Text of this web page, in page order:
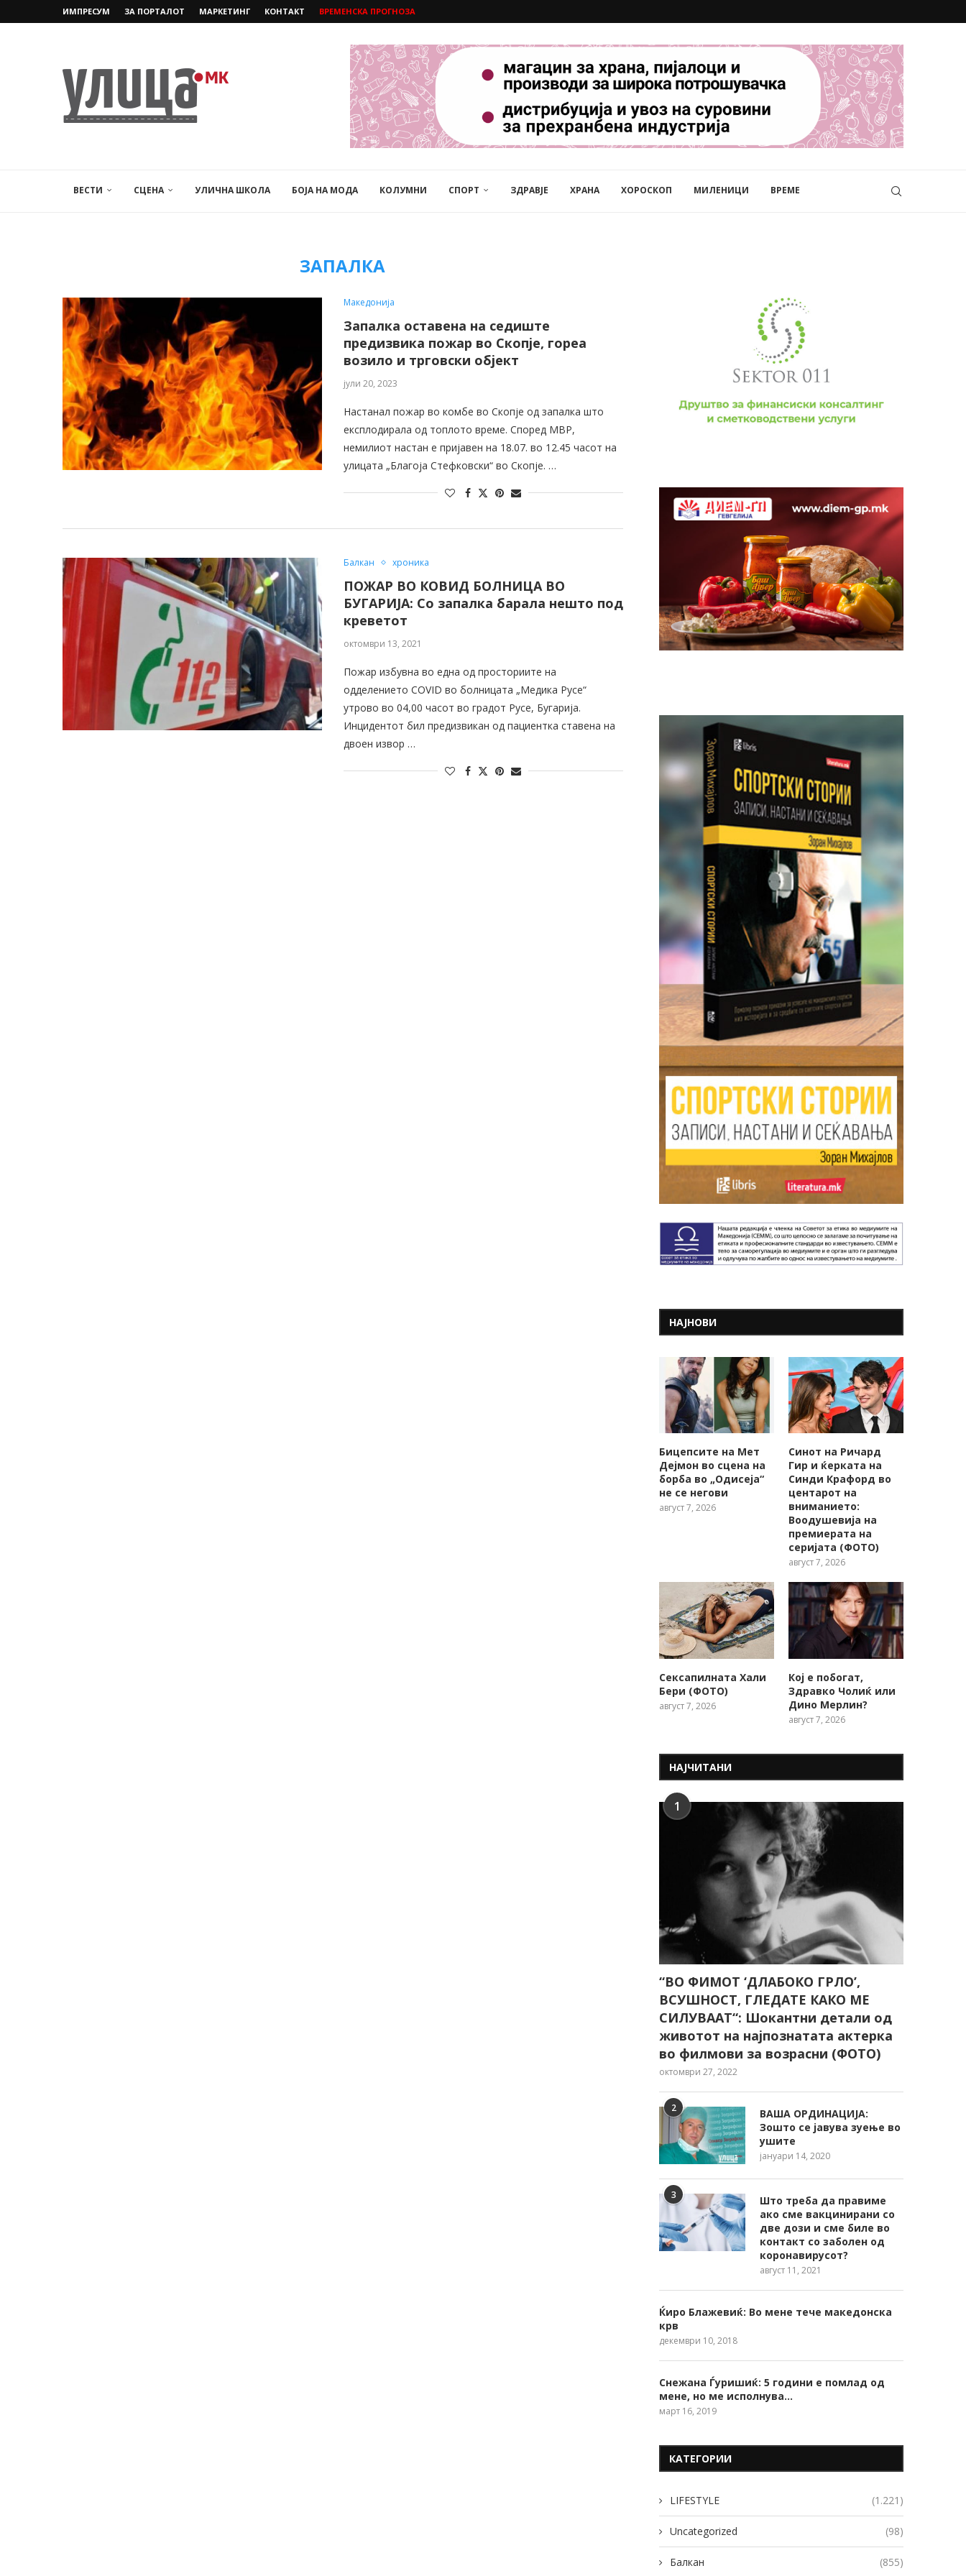
ИМПРЕСУМ ЗА ПОРТАЛОТ МАРКЕТИНГ КОНТАКТ ВРЕМЕНСКА ПРОГНОЗА
ВЕСТИ СЦЕНА УЛИЧНА ШКОЛА БОЈА НА МОДА КОЛУМНИ СПОРТ ЗДРАВЈЕ ХРАНА ХОРОСКОП МИЛЕНИЦИ ВРЕМЕ
ЗАПАЛКА
Македонија
Запалка оставена на седиште
предизвика пожар во Скопје, гореа
возило и трговски објект
јули 20, 2023
Настанал пожар во комбе во Скопје од запалка што
експлодирала од топлото време. Според МВР,
немилиот настан е пријавен на 18.07. во 12.45 часот на
улицата „Благоја Стефковски“ во Скопје. …
Балкан хроника
ПОЖАР ВО КОВИД БОЛНИЦА ВО
БУГАРИЈА: Со запалка барала нешто под
креветот
октомври 13, 2021
Пожар избувна во една од просториите на
одделението COVID во болницата „Медика Русе“
утрово во 04,00 часот во градот Русе, Бугарија.
Инцидентот бил предизвикан од пациентка ставена на
двоен извор …
НАЈНОВИ
Бицепсите на Мет
Дејмон во сцена на
борба во „Одисеја“
не се негови
август 7, 2026
Синот на Ричард
Гир и ќерката на
Синди Крафорд во
центарот на
вниманието:
Воодушевија на
премиерата на
серијата (ФОТО)
август 7, 2026
Сексапилната Хали
Бери (ФОТО)
август 7, 2026
Кој е побогат,
Здравко Чолиќ или
Дино Мерлин?
август 7, 2026
НАЈЧИТАНИ
1
“ВО ФИМОТ ‘ДЛАБОКО ГРЛО’,
ВСУШНОСТ, ГЛЕДАТЕ КАКО МЕ
СИЛУВААТ“: Шокантни детали од
животот на најпознатата актерка
во филмови за возрасни (ФОТО)
октомври 27, 2022
2
ВАША ОРДИНАЦИЈА:
Зошто се јавува зуење во
ушите
јануари 14, 2020
3
Што треба да правиме
ако сме вакцинирани со
две дози и сме биле во
контакт со заболен од
коронавирусот?
август 11, 2021
Ќиро Блажевиќ: Во мене тече македонска
крв
декември 10, 2018
Снежана Ѓуришиќ: 5 години е помлад од
мене, но ме исполнува…
март 16, 2019
КАТЕГОРИИ
LIFESTYLE (1.221)
Uncategorized (98)
Балкан (855)